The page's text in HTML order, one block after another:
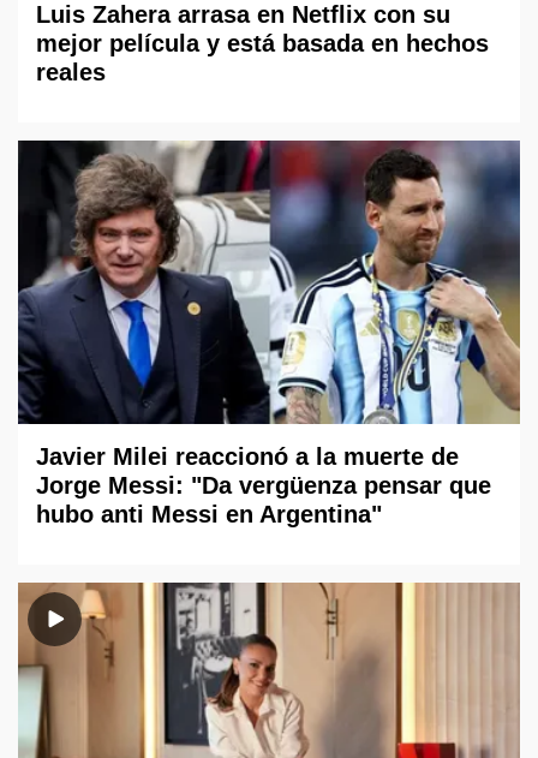
Luis Zahera arrasa en Netflix con su
mejor película y está basada en hechos
reales
Javier Milei reaccionó a la muerte de
Jorge Messi: "Da vergüenza pensar que
hubo anti Messi en Argentina"